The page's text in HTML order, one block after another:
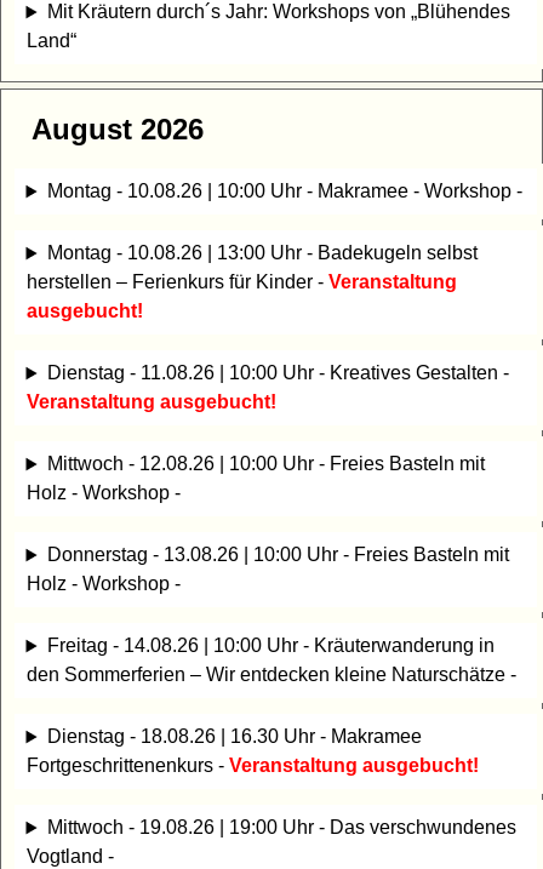
Mit Kräutern durch´s Jahr: Workshops von „Blühendes
Land“
August 2026
Montag - 10.08.26 | 10:00 Uhr - Makramee - Workshop -
Montag - 10.08.26 | 13:00 Uhr - Badekugeln selbst
herstellen – Ferienkurs für Kinder - Veranstaltung
ausgebucht!
Dienstag - 11.08.26 | 10:00 Uhr - Kreatives Gestalten -
Veranstaltung ausgebucht!
Mittwoch - 12.08.26 | 10:00 Uhr - Freies Basteln mit
Holz - Workshop -
Donnerstag - 13.08.26 | 10:00 Uhr - Freies Basteln mit
Holz - Workshop -
Freitag - 14.08.26 | 10:00 Uhr - Kräuterwanderung in
den Sommerferien – Wir entdecken kleine Naturschätze -
Dienstag - 18.08.26 | 16.30 Uhr - Makramee
Fortgeschrittenenkurs - Veranstaltung ausgebucht!
Mittwoch - 19.08.26 | 19:00 Uhr - Das verschwundenes
Vogtland -